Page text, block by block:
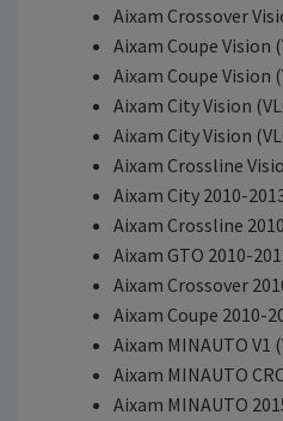
Aixam Crossover
Aixam Coupe Vision
Aixam Coupe Vision
Aixam City Vision
Aixam City Vision
Aixam Crossline
Aixam City 2010-
Aixam Crossline
Aixam GTO 2010-
Aixam Crossover
Aixam Coupe 2010-
Aixam MINAUTO V1
Aixam MINAUTO
Aixam MINAUTO